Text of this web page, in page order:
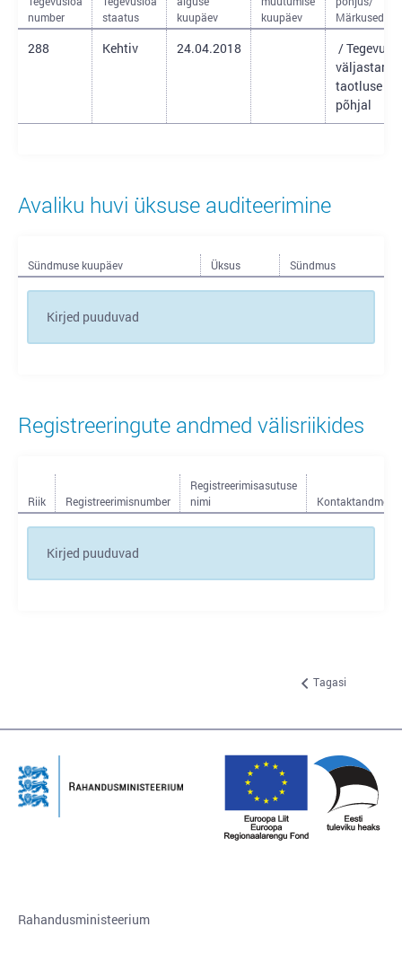
number
staatus
kuupäev
kuupäev
Märkused
288 Kehtiv 24.04.2018
/
taotluse
põhjal
Avaliku huvi üksuse auditeerimine
Sündmuse kuupäev Üksus Sündmus
Kirjed puuduvad
Registreeringute andmed välisriikides
Riik Registreerimisnumber
Registreerimisasutuse
nimi
Kontaktandmed
Kirjed puuduvad
Tagasi
Rahandusministeerium